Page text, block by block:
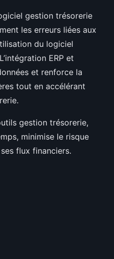
gestion trésorerie
les erreurs liées aux
du logiciel
ERP et
et renforce la
tout en accélérant
gestion trésorerie,
minimise le risque
flux financiers.